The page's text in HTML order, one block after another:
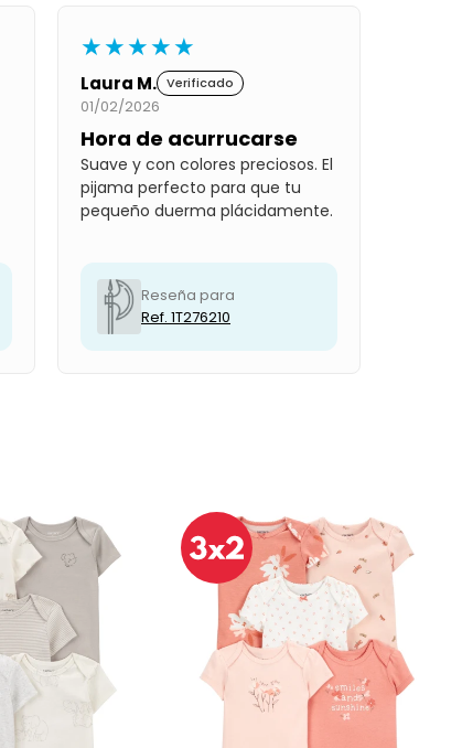
★★★★★
Laura M. Verificado
01/02/2026
Hora de acurrucarse
Suave y con colores preciosos. El
pijama perfecto para que tu
pequeño duerma plácidamente.
Reseña para
Ref. 1T276210